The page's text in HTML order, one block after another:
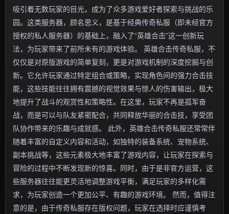
吸引着无数玩家的目光，成为了众多游戏爱好者探索与挑战的乐
园。这类服务器，顾名思义，是基于经典传奇私服（即未经官方
授权的私人服务器）的基础上，融入了“英雄合击”这一创新玩
法，为玩家带来了前所未有的游戏体验。 英雄合击传奇私服，不
仅仅是对原版游戏的简单复刻，更是对游戏机制的深度挖掘与创
新。它允许玩家通过特定组合或策略，实现角色间的强力合击技
能，这些技能往往拥有震撼的视觉效果与惊人的伤害输出，极大
地提升了战斗的观赏性和策略性。在这里，玩家不再是孤军奋
战，而是可以与队友紧密配合，共同释放华丽的合击技，享受团
队协作带来的乐趣与成就感。 此外，英雄合击传奇私服还常常伴
随着丰富的自定义内容和活动，如独特的装备系统、宠物系统、
副本挑战等，这些元素极大地丰富了游戏内容，让玩家在探索与
冒险的过程中不断发现新的惊喜。同时，由于是非官方运营，这
些服务器往往能更灵活地调整游戏平衡，满足玩家的多样化需
求，为玩家创造一个更加公平、有趣的游戏环境。 然而，值得注
意的是，由于传奇私服存在版权问题，玩家在选择时应谨慎考